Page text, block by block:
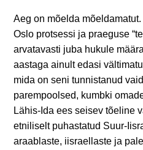
Aeg on mõelda
Oslo protsessi ja praeguse
arvatavasti juba hukule
aastaga ainult edasi
mida on seni tunnistanud
parempoolsed, kumbki
Lähis-Ida ees seisev tõeline
etniliselt puhastatud Suur-
araablaste, iisraellaste ja